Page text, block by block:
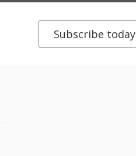
Subscribe today